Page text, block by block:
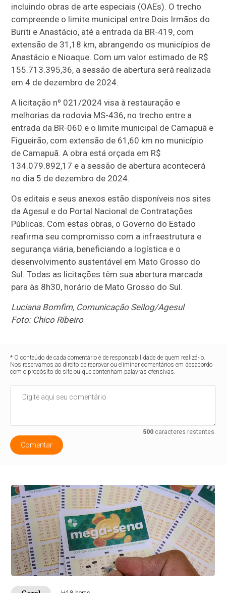
incluindo obras de arte especiais (OAEs). O trecho
compreende o limite municipal entre Dois Irmãos do
Buriti e Anastácio, até a entrada da BR-419, com
extensão de 31,18 km, abrangendo os municípios de
Anastácio e Nioaque. Com um valor estimado de R$
155.713.395,36, a sessão de abertura será realizada
em 4 de dezembro de 2024.
A licitação nº 021/2024 visa à restauração e
melhorias da rodovia MS-436, no trecho entre a
entrada da BR-060 e o limite municipal de Camapuã e
Figueirão, com extensão de 61,60 km no município
de Camapuã. A obra está orçada em R$
134.079.892,17 e a sessão de abertura acontecerá
no dia 5 de dezembro de 2024.
Os editais e seus anexos estão disponíveis nos sites
da Agesul e do Portal Nacional de Contratações
Públicas. Com estas obras, o Governo do Estado
reafirma seu compromisso com a infraestrutura e
segurança viária, beneficiando a logística e o
desenvolvimento sustentável em Mato Grosso do
Sul. Todas as licitações têm sua abertura marcada
para às 8h30, horário de Mato Grosso do Sul.
Luciana Bomfim, Comunicação Seilog/Agesul
Foto: Chico Ribeiro
* O conteúdo de cada comentário é de responsabilidade de quem realizá-lo.
Nos reservamos ao direito de reprovar ou eliminar comentários em desacordo
com o propósito do site ou que contenham palavras ofensivas.
500caracteres restantes.
Comentar